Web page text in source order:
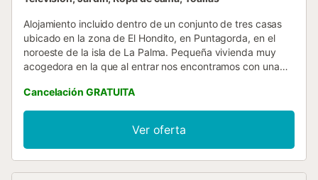
Alojamiento incluido dentro de un conjunto de tres casas
ubicado en la zona de El Hondito, en Puntagorda, en el
noroeste de la isla de La Palma. Pequeña vivienda muy
acogedora en la que al entrar nos encontramos con una
continuación está el dormitorio con dos camas individuales
y al final está el baño con ducha. En el exterior, justo en la
entrada de la casa hay una terraza techada desde donde
se puede disfrutar de la tranquilidad del entorno y de las
bonitas vistas. A unos veinte metros se encuentra la
Cancelación GRATUITA
Ver oferta